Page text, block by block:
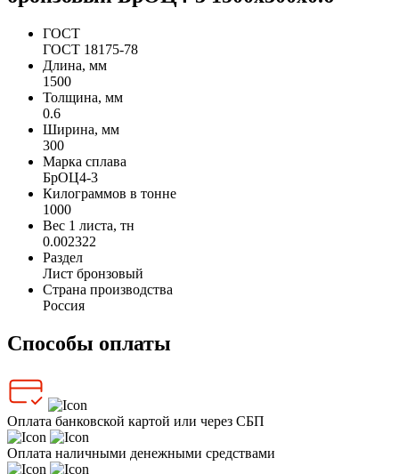
ГОСТ
ГОСТ 18175-78
Длина, мм
1500
Толщина, мм
0.6
Ширина, мм
300
Марка сплава
БрОЦ4-3
Килограммов в тонне
1000
Вес 1 листа, тн
0.002322
Раздел
Лист бронзовый
Страна производства
Россия
Способы оплаты
Оплата банковской картой или через СБП
Оплата наличными денежными средствами